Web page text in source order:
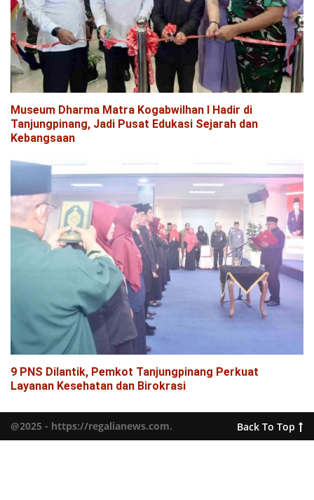
Museum Dharma Matra Kogabwilhan I Hadir di
Tanjungpinang, Jadi Pusat Edukasi Sejarah dan
Kebangsaan
9 PNS Dilantik, Pemkot Tanjungpinang Perkuat
Layanan Kesehatan dan Birokrasi
@2025 - https://regalianews.com. Back To Top